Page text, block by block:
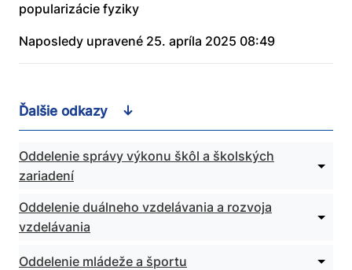
popularizácie fyziky
Naposledy upravené 25. apríla 2025 08:49
Ďalšie odkazy
Oddelenie správy výkonu škôl a školských
zariadení
a
Oddelenie duálneho vzdelávania a rozvoja
vzdelávania
Oddelenie mládeže a športu